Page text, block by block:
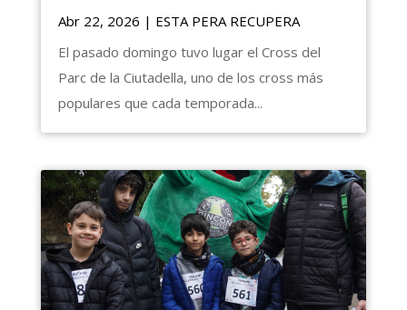
Abr 22, 2026 | ESTA PERA RECUPERA
El pasado domingo tuvo lugar el Cross del
Parc de la Ciutadella, uno de los cross más
populares que cada temporada...